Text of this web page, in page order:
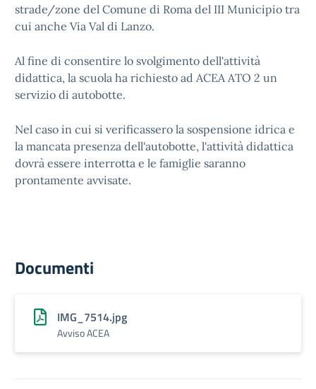
strade/zone del Comune di Roma del III Municipio tra
cui anche Via Val di Lanzo.
Al fine di consentire lo svolgimento dell'attività
didattica, la scuola ha richiesto ad ACEA ATO 2 un
servizio di autobotte.
Nel caso in cui si verificassero la sospensione idrica e
la mancata presenza dell'autobotte, l'attività didattica
dovrà essere interrotta e le famiglie saranno
prontamente avvisate.
Documenti
IMG_7514.jpg
Avviso ACEA